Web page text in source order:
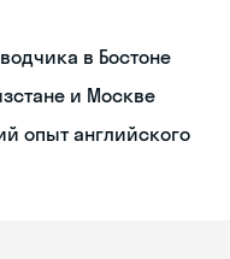
в Бостоне
и Москве
опыт английского